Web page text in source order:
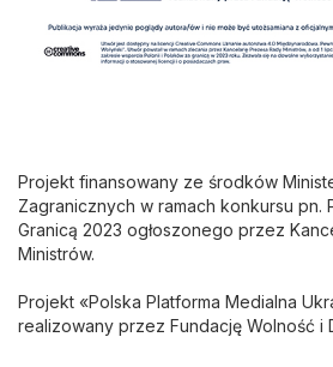
Projekt finansowany ze środków
Zagranicznych w ramach konkursu pn.
Granicą 2023 ogłoszonego przez
Ministrów.
Projekt «Polska Platforma Medialna
realizowany przez Fundację Wolność i